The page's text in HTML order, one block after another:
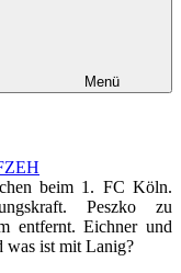
Menü
beim 1. FC Köln.
Peszko zu
entfernt. Eichner und
was ist mit Lanig?